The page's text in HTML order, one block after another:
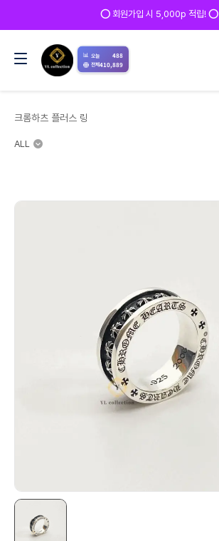
⭕ 회원가입 시 5,000p 적립! ⭕
📊 오늘 488
전체410,889
크롬하츠 플러스 링
ALL